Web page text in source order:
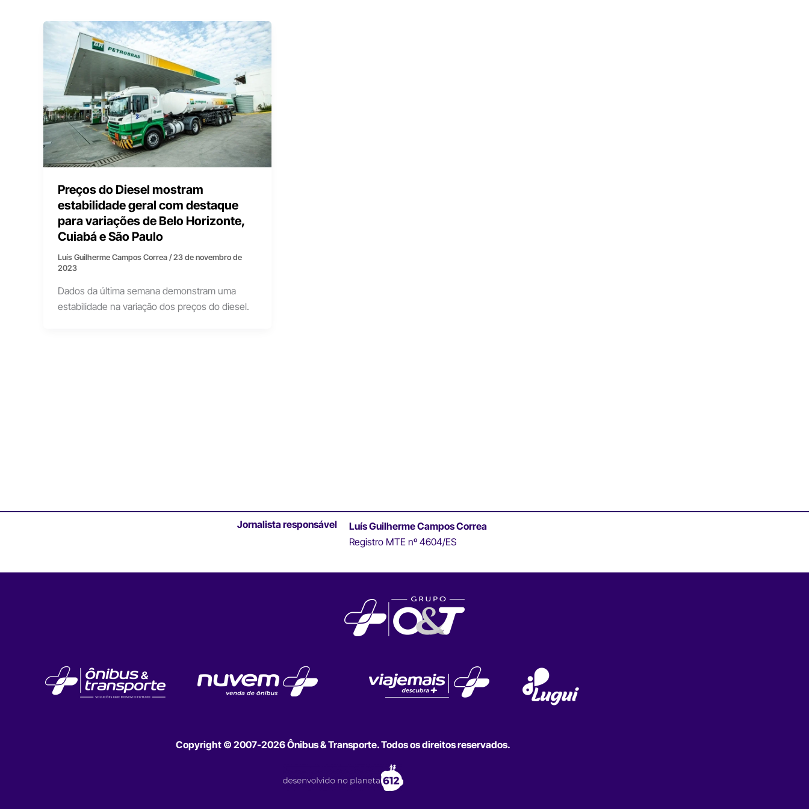
Preços do Diesel mostram
estabilidade geral com destaque
para variações de Belo Horizonte,
Cuiabá e São Paulo
Luís Guilherme Campos Correa/23 de novembro de
2023
Dados da última semana demonstram uma
estabilidade na variação dos preços do diesel.
Jornalista responsável
Luís Guilherme Campos Correa
Registro MTE nº 4604/ES
Copyright © 2007-2026 Ônibus & Transporte. Todos os direitos reservados.